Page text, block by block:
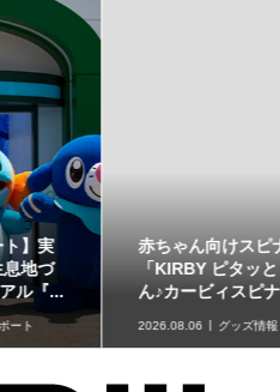
どうぶつたちと楽しむ12
色のコスメ「ポンデクル
ール どうぶつの森 マル...
2026.08.06 グッズ情報